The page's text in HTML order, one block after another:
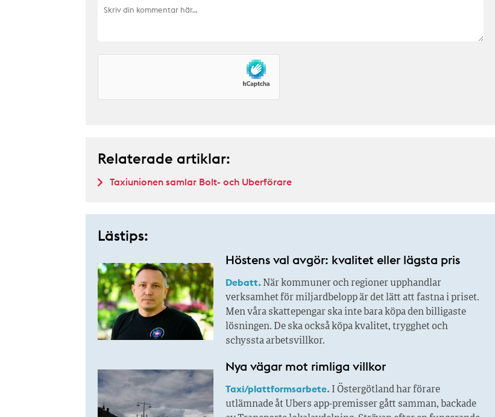
Relaterade artiklar:
Taxiunionen samlar Bolt- och Uberförare
Lästips:
Höstens val avgör: kvalitet eller lägsta pris
Debatt.När kommuner och regioner upphandlar
verksamhet för miljardbelopp är det lätt att fastna i priset.
Men våra skattepengar ska inte bara köpa den billigaste
lösningen. De ska också köpa kvalitet, trygghet och
schyssta arbetsvillkor.
Nya vägar mot rimliga villkor
Taxi/plattformsarbete.I Östergötland har förare
utlämnade åt Ubers app-premisser gått samman, backade